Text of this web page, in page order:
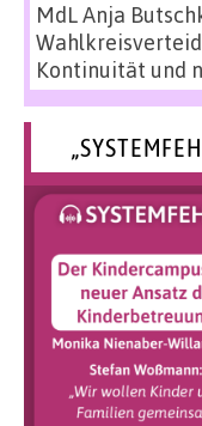
MdL Anja
Kontinuität und